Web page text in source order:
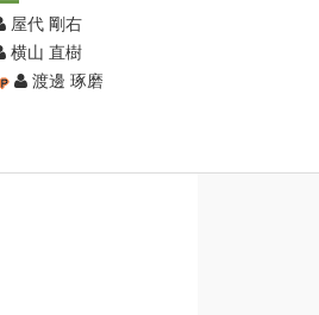
屋代 剛右
横山 直樹
渡邊 琢磨